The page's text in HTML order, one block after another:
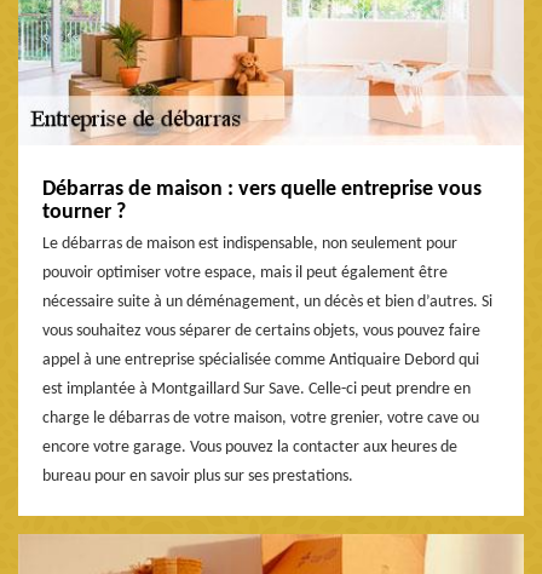
Débarras de maison : vers quelle entreprise vous
tourner ?
Le débarras de maison est indispensable, non seulement pour
pouvoir optimiser votre espace, mais il peut également être
nécessaire suite à un déménagement, un décès et bien d’autres. Si
vous souhaitez vous séparer de certains objets, vous pouvez faire
appel à une entreprise spécialisée comme Antiquaire Debord qui
est implantée à Montgaillard Sur Save. Celle-ci peut prendre en
charge le débarras de votre maison, votre grenier, votre cave ou
encore votre garage. Vous pouvez la contacter aux heures de
bureau pour en savoir plus sur ses prestations.